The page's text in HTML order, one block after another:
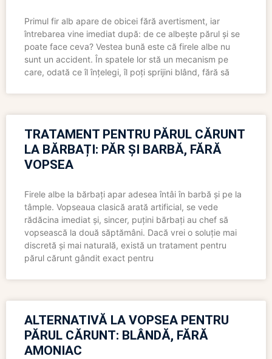
Primul fir alb apare de obicei fără avertisment, iar
întrebarea vine imediat după: de ce albește părul și se
poate face ceva? Vestea bună este că firele albe nu
sunt un accident. În spatele lor stă un mecanism pe
care, odată ce îl înțelegi, îl poți sprijini blând, fără să
TRATAMENT PENTRU PĂRUL CĂRUNT
LA BĂRBAȚI: PĂR ȘI BARBĂ, FĂRĂ
VOPSEA
Firele albe la bărbați apar adesea întâi în barbă și pe la
tâmple. Vopseaua clasică arată artificial, se vede
rădăcina imediat și, sincer, puțini bărbați au chef să
vopsească la două săptămâni. Dacă vrei o soluție mai
discretă și mai naturală, există un tratament pentru
părul cărunt gândit exact pentru
ALTERNATIVĂ LA VOPSEA PENTRU
PĂRUL CĂRUNT: BLÂNDĂ, FĂRĂ
AMONIAC